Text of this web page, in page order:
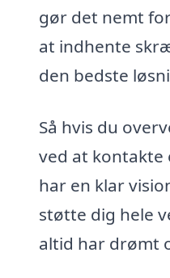
gør det nemt
at indhente
den bedste
Så hvis du
ved at kontakte
har en klar
støtte dig hele
altid har drømt